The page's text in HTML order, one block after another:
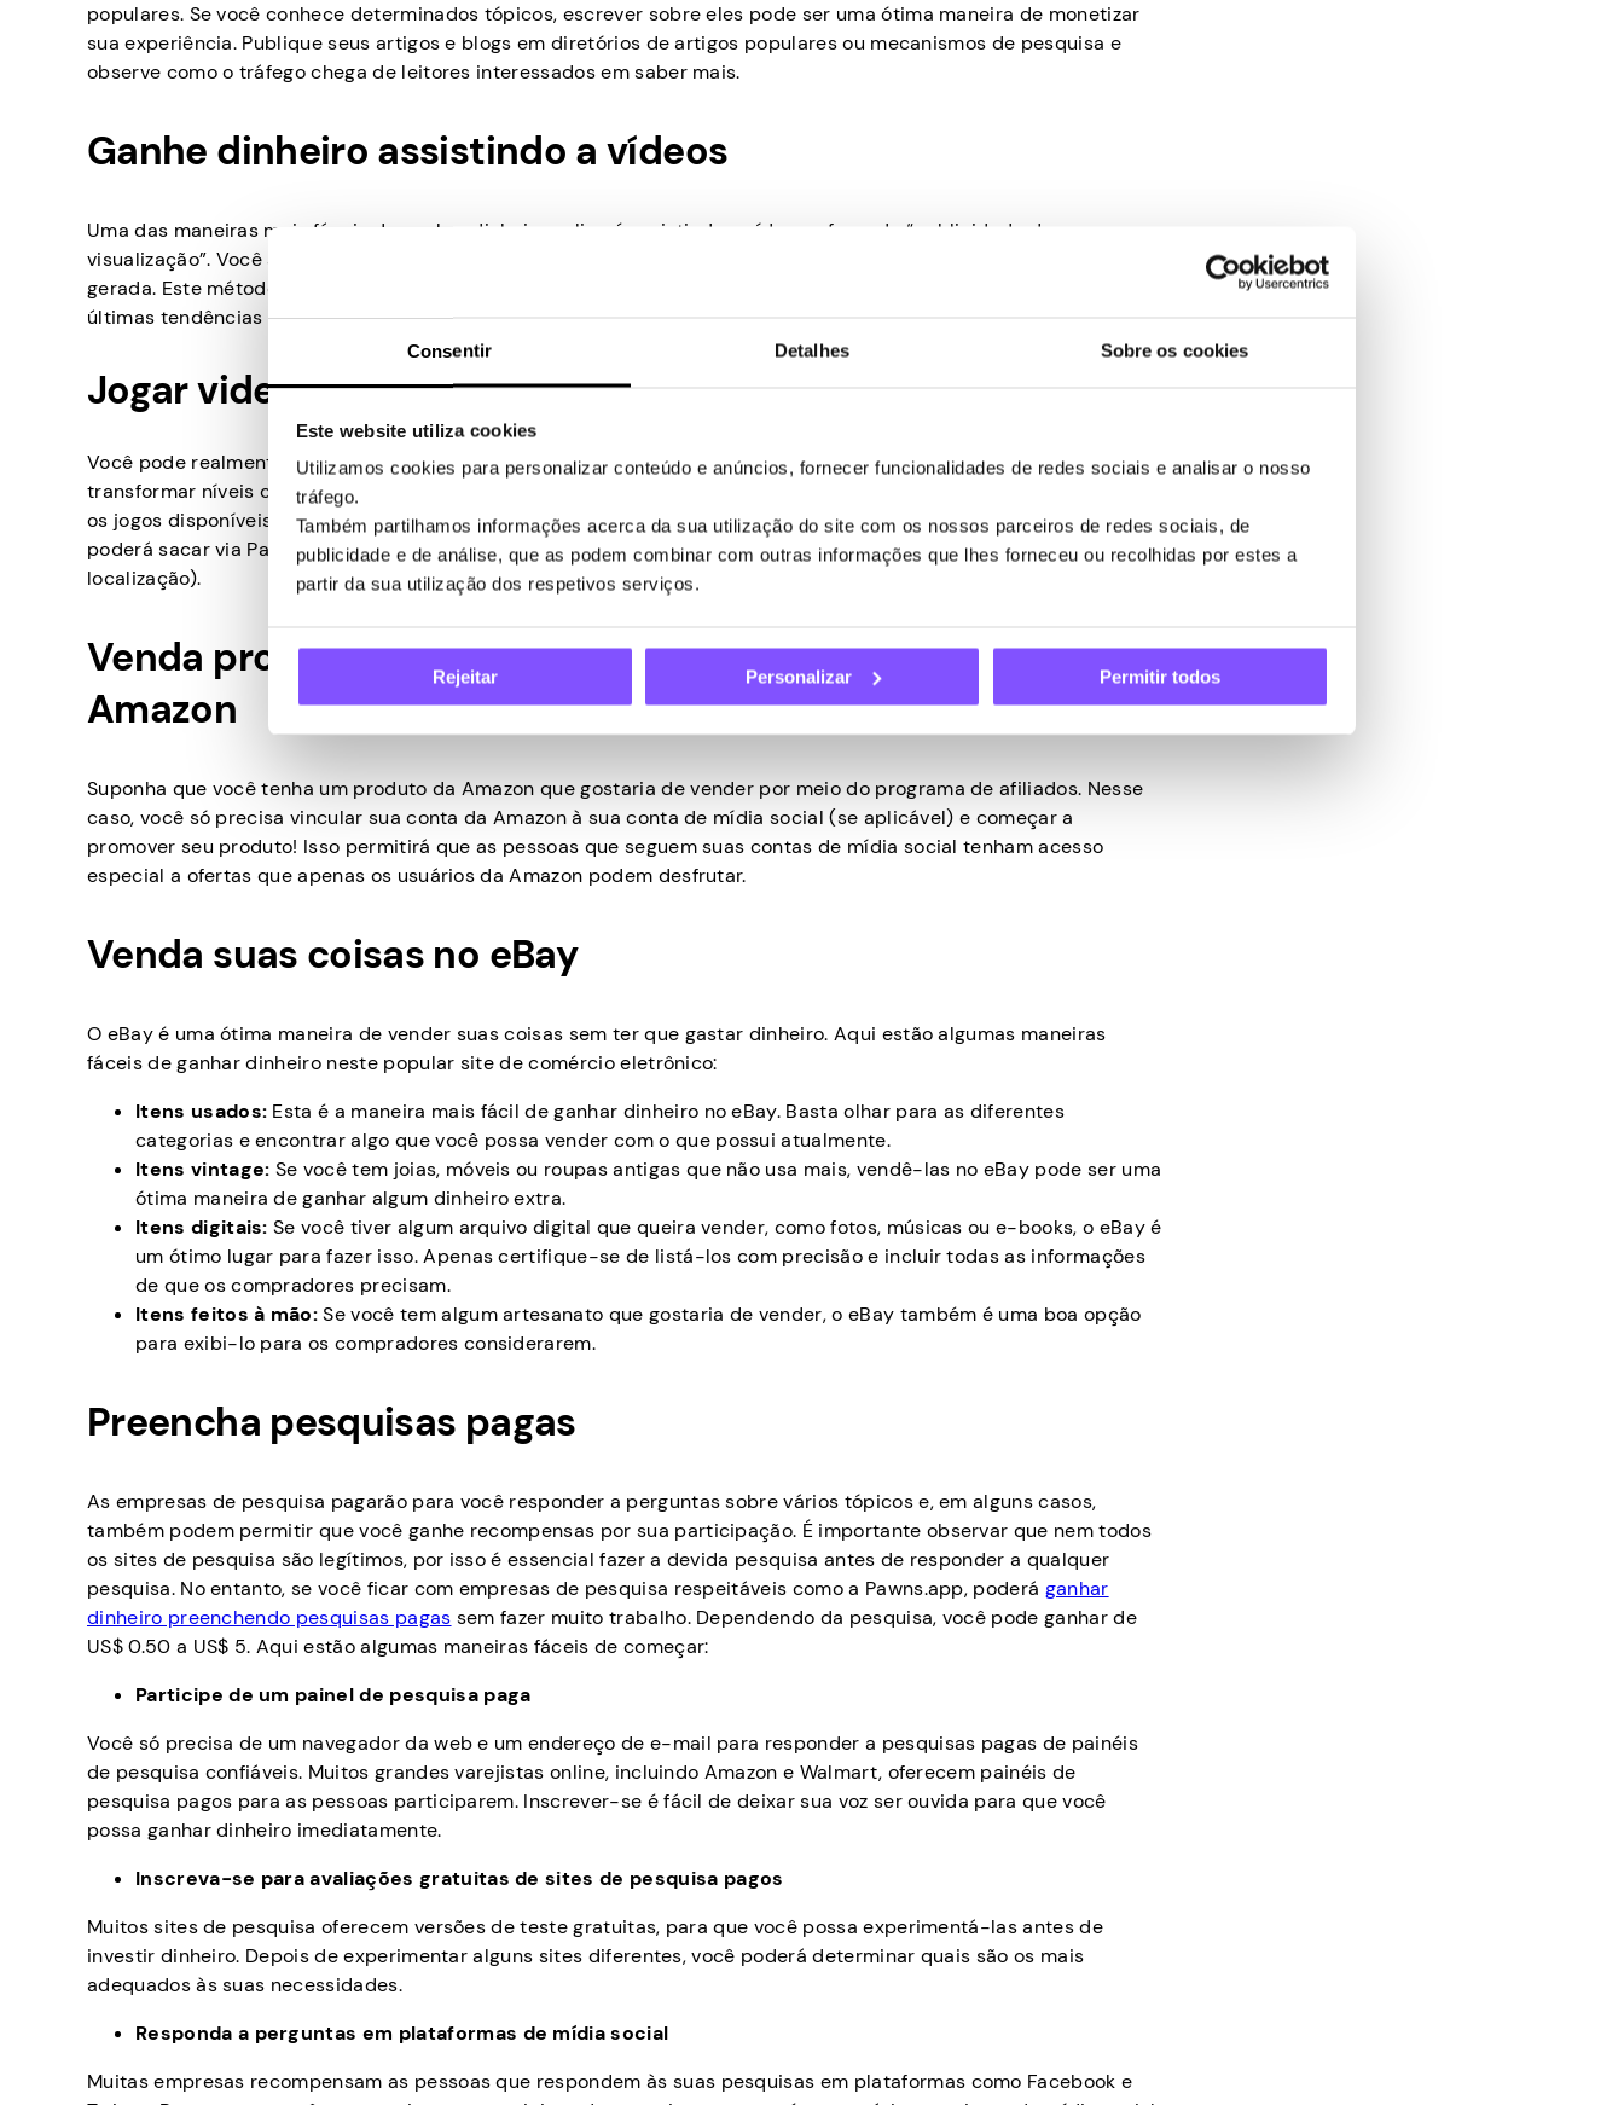
Consentir Detalhes Sobre os cookies
Este website utiliza cookies
Utilizamos cookies para personalizar conteúdo e anúncios, fornecer funcionalidades de redes sociais e analisar o nosso
tráfego.
Também partilhamos informações acerca da sua utilização do site com os nossos parceiros de redes sociais, de
publicidade e de análise, que as podem combinar com outras informações que lhes forneceu ou recolhidas por estes a
partir da sua utilização dos respetivos serviços.
Rejeitar Personalizar Permitir todos
populares. Se você conhece determinados tópicos, escrever sobre eles pode ser uma ótima maneira de monetizar
sua experiência. Publique seus artigos e blogs em diretórios de artigos populares ou mecanismos de pesquisa e
observe como o tráfego chega de leitores interessados em saber mais.
Ganhe dinheiro assistindo a vídeos
Uma das maneiras mais fáceis de ganhar dinheiro online é assistindo a vídeos e fazendo “publicidade de
visualização”. Você assiste a um vídeo e, em seguida, a empresa de vídeo paga uma comissão por cada visualização
gerada. Este método permitirá que você ganhe algum dinheiro extra e mantenha-se atualizado sobre todas as
últimas tendências do setor.
Jogar videogames
Você pode realmente ser pago parajogar em seu smartphone? A resposta é sim! Com Pawns.app, você pode
transformar níveis concluídos e tarefas no jogo em dinheiro! Tudo o que você precisa fazer é iniciar o aplicativo, ver
os jogos disponíveis, escolher o seu favorito e começar a jogar! Assim que seus ganhos atingirem US$ 5, você
poderá sacar via PayPal, Bitcoin, cartões-presente, Venmo ou transferência bancária (dependendo da sua
localização).
Venda produtos por meio do programa de afiliados da
Amazon
Suponha que você tenha um produto da Amazon que gostaria de vender por meio do programa de afiliados. Nesse
caso, você só precisa vincular sua conta da Amazon à sua conta de mídia social (se aplicável) e começar a
promover seu produto! Isso permitirá que as pessoas que seguem suas contas de mídia social tenham acesso
especial a ofertas que apenas os usuários da Amazon podem desfrutar.
Venda suas coisas no eBay
O eBay é uma ótima maneira de vender suas coisas sem ter que gastar dinheiro. Aqui estão algumas maneiras
fáceis de ganhar dinheiro neste popular site de comércio eletrônico:
Itens usados: Esta é a maneira mais fácil de ganhar dinheiro no eBay. Basta olhar para as diferentes
categorias e encontrar algo que você possa vender com o que possui atualmente.
Itens vintage: Se você tem joias, móveis ou roupas antigas que não usa mais, vendê-las no eBay pode ser uma
ótima maneira de ganhar algum dinheiro extra.
Itens digitais:Se você tiver algum arquivo digital que queira vender, como fotos, músicas ou e-books, o eBay é
um ótimo lugar para fazer isso. Apenas certifique-se de listá-los com precisão e incluir todas as informações
de que os compradores precisam.
Itens feitos à mão:Se você tem algum artesanato que gostaria de vender, o eBay também é uma boa opção
para exibi-lo para os compradores considerarem.
Preencha pesquisas pagas
As empresas de pesquisa pagarão para você responder a perguntas sobre vários tópicos e, em alguns casos,
também podem permitir que você ganhe recompensas por sua participação. É importante observar que nem todos
os sites de pesquisa são legítimos, por isso é essencial fazer a devida pesquisa antes de responder a qualquer
pesquisa. No entanto, se você ficar com empresas de pesquisa respeitáveis como a Pawns.app, poderá ganhar
dinheiro preenchendo pesquisas pagas sem fazer muito trabalho. Dependendo da pesquisa, você pode ganhar de
US$ 0.50 a US$ 5. Aqui estão algumas maneiras fáceis de começar:
Participe de um painel de pesquisa paga
Você só precisa de um navegador da web e um endereço de e-mail para responder a pesquisas pagas de painéis
de pesquisa confiáveis. Muitos grandes varejistas online, incluindo Amazon e Walmart, oferecem painéis de
pesquisa pagos para as pessoas participarem. Inscrever-se é fácil de deixar sua voz ser ouvida para que você
possa ganhar dinheiro imediatamente.
Inscreva-se para avaliações gratuitas de sites de pesquisa pagos
Muitos sites de pesquisa oferecem versões de teste gratuitas, para que você possa experimentá-las antes de
investir dinheiro. Depois de experimentar alguns sites diferentes, você poderá determinar quais são os mais
adequados às suas necessidades.
Responda a perguntas em plataformas de mídia social
Muitas empresas recompensam as pessoas que respondem às suas pesquisas em plataformas como Facebook e